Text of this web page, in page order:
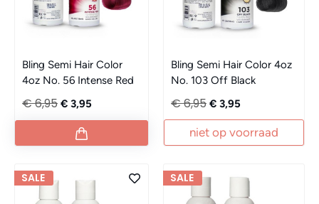
Bling Semi Hair Color
4oz No. 56 Intense Red
€ 6,95 € 3,95
Bling Semi Hair Color 4oz
No. 103 Off Black
€ 6,95 € 3,95
niet op voorraad
SALE SALE